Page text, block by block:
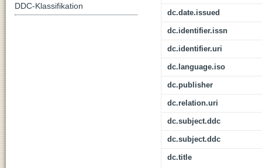
dc.date.issued
dc.identifier.issn
dc.identifier.uri
dc.language.iso
dc.publisher
dc.relation.uri
dc.subject.ddc
dc.subject.ddc
dc.title
DDC-Klassifikation